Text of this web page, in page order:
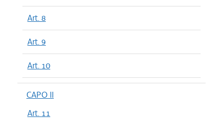
Art. 8
Art. 9
Art. 10
CAPO II
Art. 11